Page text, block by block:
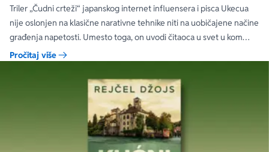
Triler „Čudni crteži“ japanskog internet influensera i pisca Ukecua
nije oslonjen na klasične narativne tehnike niti na uobičajene načine
građenja napetosti. Umesto toga, on uvodi čitaoca u svet u kom
priložene ilustracije govore više od reči, a ono što je nacrtano često
Pročitaj više